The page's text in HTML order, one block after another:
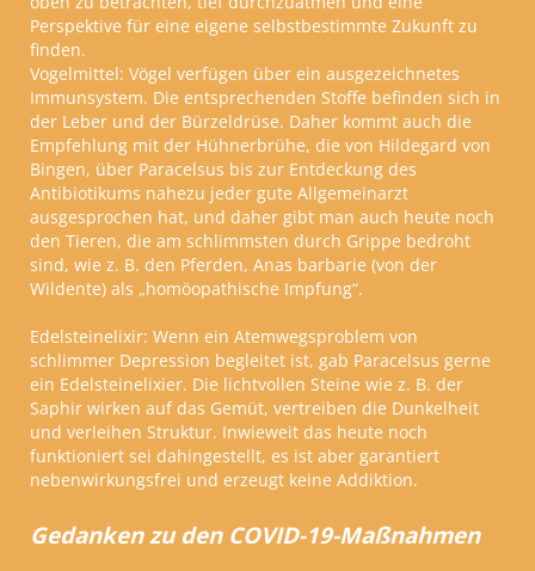
Perspektive für eine eigene selbstbestimmte Zukunft zu
finden.
Vogelmittel: Vögel verfügen über ein ausgezeichnetes
Immunsystem. Die entsprechenden Stoffe befinden sich in
der Leber und der Bürzeldrüse. Daher kommt auch die
Empfehlung mit der Hühnerbrühe, die von Hildegard von
Bingen, über Paracelsus bis zur Entdeckung des
Antibiotikums nahezu jeder gute Allgemeinarzt
ausgesprochen hat, und daher gibt man auch heute noch
den Tieren, die am schlimmsten durch Grippe bedroht
sind, wie z. B. den Pferden, Anas barbarie (von der
Wildente) als „homöopathische Impfung“.
Edelsteinelixir: Wenn ein Atemwegsproblem von
schlimmer Depression begleitet ist, gab Paracelsus gerne
ein Edelsteinelixier. Die lichtvollen Steine wie z. B. der
Saphir wirken auf das Gemüt, vertreiben die Dunkelheit
und verleihen Struktur. Inwieweit das heute noch
funktioniert sei dahingestellt, es ist aber garantiert
nebenwirkungsfrei und erzeugt keine Addiktion.
Gedanken zu den COVID-19-Maßnahmen